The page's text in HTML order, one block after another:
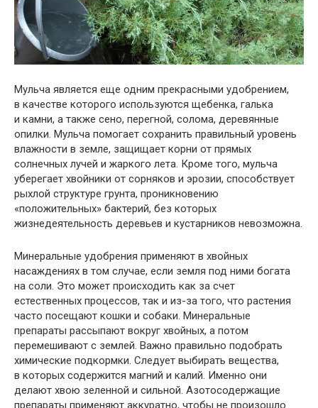
Мульча является еще одним прекрасными удобрением,
в качестве которого используются щебенка, галька
и камни, а также сено, перегной, солома, деревянные
опилки. Мульча помогает сохранить правильный уровень
влажности в земле, защищает корни от прямых
солнечных лучей и жаркого лета. Кроме того, мульча
уберегает хвойники от сорняков и эрозии, способствует
рыхлой структуре грунта, проникновению
«положительных» бактерий, без которых
жизнедеятельность деревьев и кустарников невозможна.
Минеральные удобрения применяют в хвойных
насаждениях в том случае, если земля под ними богата
на соли. Это может происходить как за счет
естественных процессов, так и из-за того, что растения
часто посещают кошки и собаки. Минеральные
препараты рассыпают вокруг хвойных, а потом
перемешивают с землей. Важно правильно подобрать
химические подкормки. Следует выбирать вещества,
в которых содержится магний и калий. Именно они
делают хвою зеленной и сильной. Азотосодержащие
препараты применяют аккуратно, чтобы не произошло